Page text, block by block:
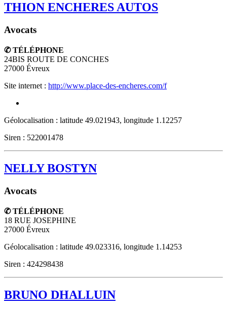
THION ENCHERES AUTOS
Avocats
✆ TÉLÉPHONE
24BIS ROUTE DE CONCHES
27000 Évreux
Site internet : http://www.place-des-encheres.com/f
Géolocalisation : latitude 49.021943, longitude 1.12257
Siren : 522001478
NELLY BOSTYN
Avocats
✆ TÉLÉPHONE
18 RUE JOSEPHINE
27000 Évreux
Géolocalisation : latitude 49.023316, longitude 1.14253
Siren : 424298438
BRUNO DHALLUIN